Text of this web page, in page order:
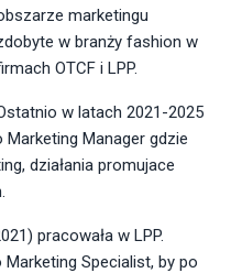
marketingu
w branży fashion w
OTCF i LPP.
w latach 2021-2025
Marketing Manager gdzie
działania promujace
pracowała w LPP.
Specialist, by po